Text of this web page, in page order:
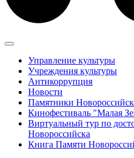
Управление культуры
Учреждения культуры
Антикоррупция
Новости
Памятники
Кинофестиваль "Малая
Виртуальный тур по
Новороссийска
Книга Памяти